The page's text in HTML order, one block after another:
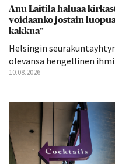
Anu Laitila haluaa
voidaanko jostain
kakkua”
Helsingin
olevansa hengellinen
10.08.2026